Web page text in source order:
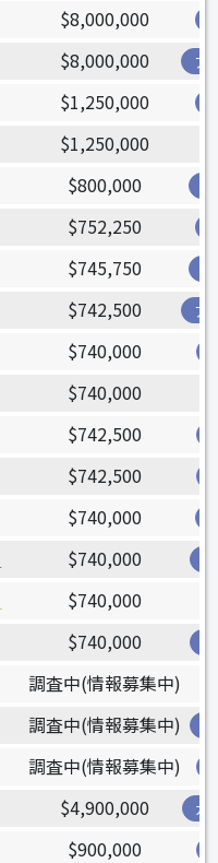
$8,000,000
$8,000,000 ア
$1,250,000
$1,250,000
$800,000
$752,250
$745,750
$742,500 ア
$740,000
$740,000
$742,500
$742,500
$740,000
$740,000
$740,000
$740,000
調査中(情報募集中)
調査中(情報募集中)
調査中(情報募集中)
$4,900,000 ガ
$900,000